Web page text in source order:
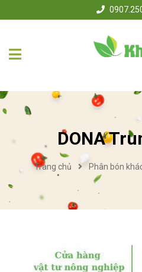
DONA
Trang chủ Phân bón